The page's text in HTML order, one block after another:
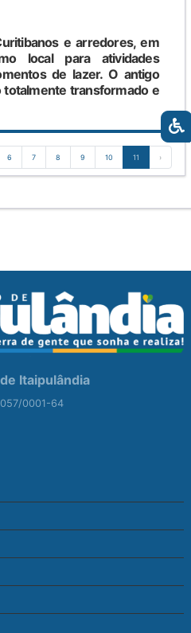
e arredores, em
local para atividades
de lazer. O antigo
totalmente transformado e
6 7 8 9 10 11 ›
Itaipulândia
0001-64